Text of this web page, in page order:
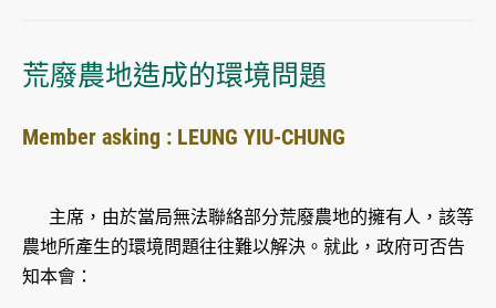
荒廢農地造成的環境問題
Member asking : LEUNG YIU-CHUNG
主席，由於當局無法聯絡部分荒廢農地的擁有人，該等
農地所產生的環境問題往往難以解決。就此，政府可否告
知本會：